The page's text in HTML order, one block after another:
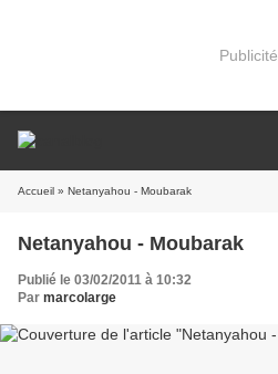
Publicité
Accueil » Netanyahou - Moubarak
Netanyahou - Moubarak
Publié le 03/02/2011 à 10:32
Par marcolarge